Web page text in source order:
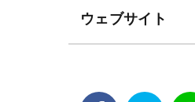
ウェブサイト